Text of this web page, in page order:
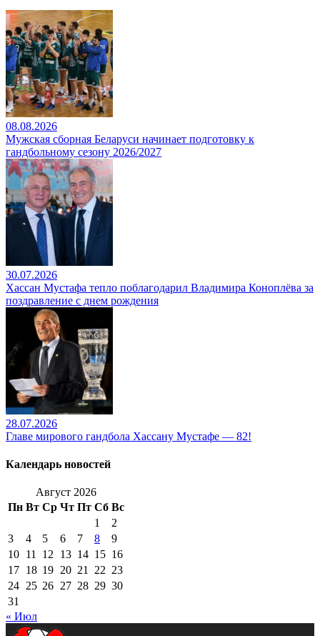
08.08.2026
Мужская сборная Беларуси начинает подготовку к
гандбольному сезону 2026/2027
30.07.2026
Хассан Мустафа тепло поблагодарил Владимира Коноплёва за
поздравление с днем рождения
28.07.2026
Главе мирового гандбола Хассану Мустафе — 82!
Календарь новостей
Август 2026
Пн Вт Ср Чт Пт Сб Вс
1
2
3
4 5 6 7 8
9
10 11 12 13 14 15 16
17 18 19 20 21 22 23
24 25 26 27 28 29 30
31
« Июл